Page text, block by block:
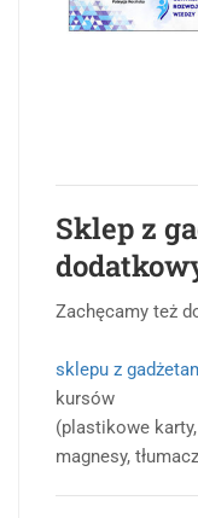
Sklep z
Zachęcamy też
sklepu z
kursów
(plastikowe
magnesy,